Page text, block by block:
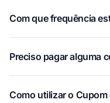
Com que frequência
Preciso pagar alguma
Como utilizar o